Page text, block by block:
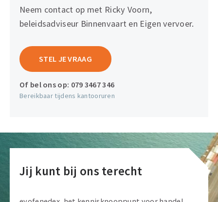
Neem contact op met Ricky Voorn,
beleidsadviseur Binnenvaart en Eigen vervoer.
STEL JE VRAAG
Of bel ons op: 079 3467 346
Bereikbaar tijdens kantooruren
Jij kunt bij ons terecht